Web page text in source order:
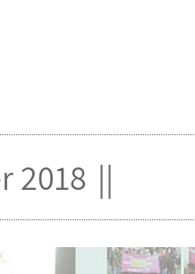
2018